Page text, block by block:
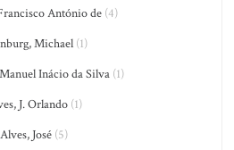
António de (4)
Michael (1)
Inácio da Silva(1)
J. Orlando(1)
Alves, José (5)